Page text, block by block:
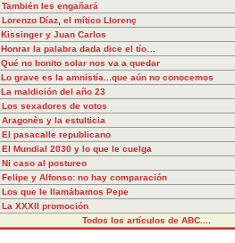
También les engañará
Lorenzo Díaz, el mítico Llorenç
Kissinger y Juan Carlos
Honrar la palabra dada dice el tío…
Qué no bonito solar nos va a quedar
Lo grave es la amnistía...que aún no conocemos
La maldición del año 23
Los sexadores de votos
Aragonès y la estulticia
El pasacalle republicano
El Mundial 2030 y lo que le cuelga
Ni caso al postureo
Felipe y Alfonso: no hay comparación
Los que le llamábamos Pepe
La XXXII promoción
Todos los artículos de ABC....